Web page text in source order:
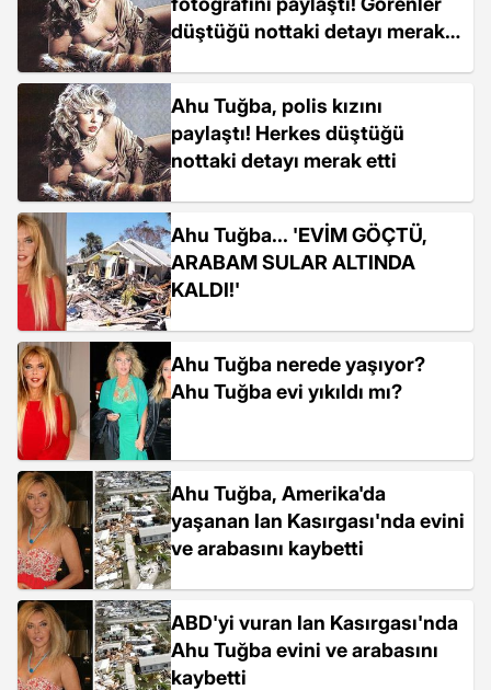
düştüğü nottaki detayı merak
Ahu Tuğba, polis kızını
paylaştı! Herkes düştüğü
nottaki detayı merak etti
Ahu Tuğba... 'EVİM GÖÇTÜ,
ARABAM SULAR ALTINDA
KALDI!'
Ahu Tuğba nerede yaşıyor?
Ahu Tuğba evi yıkıldı mı?
Ahu Tuğba, Amerika'da
yaşanan Ian Kasırgası'nda evini
ve arabasını kaybetti
ABD'yi vuran Ian Kasırgası'nda
Ahu Tuğba evini ve arabasını
kaybetti